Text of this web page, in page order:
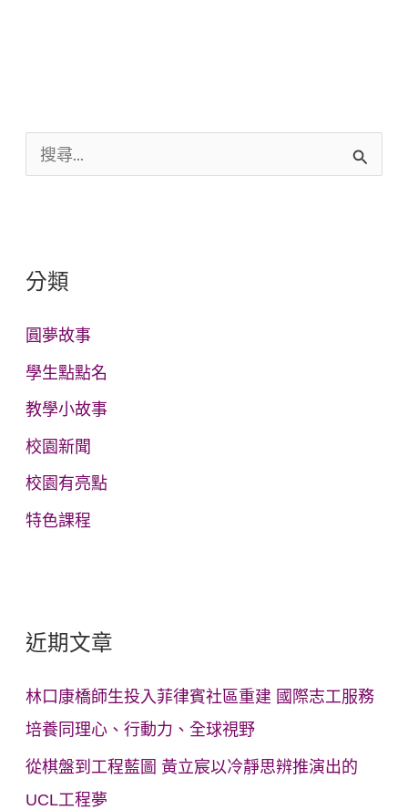
字
:
分類
圓夢故事
學生點點名
教學小故事
校園新聞
校園有亮點
特色課程
近期文章
林口康橋師生投入菲律賓社區重建 國際志工服務
培養同理心、行動力、全球視野
從棋盤到工程藍圖 黃立宸以冷靜思辨推演出的
UCL工程夢